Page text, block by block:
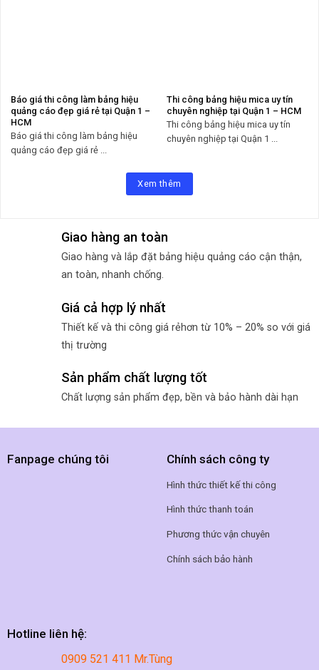
Báo giá thi công làm bảng hiệu
quảng cáo đẹp giá rẻ tại Quận 1 –
HCM
Báo giá thi công làm bảng hiệu
quảng cáo đẹp giá rẻ ...
Thi công bảng hiệu mica uy tín
chuyên nghiệp tại Quận 1 – HCM
Thi công bảng hiệu mica uy tín
chuyên nghiệp tại Quận 1 ...
Xem thêm
Giao hàng an toàn
Giao hàng và lắp đặt bảng hiệu quảng cáo cận thận,
an toàn, nhanh chống.
Giá cả hợp lý nhất
Thiết kế và thi công giá rẻhơn từ 10% – 20% so với giá
thị trường
Sản phẩm chất lượng tốt
Chất lượng sản phẩm đẹp, bền và bảo hành dài hạn
Fanpage chúng tôi Chính sách công ty
Hình thức thiết kế thi công
Hình thức thanh toán
Phương thức vận chuyên
Chính sách bảo hành
Hotline liên hệ:
0909 521 411 Mr.Tùng